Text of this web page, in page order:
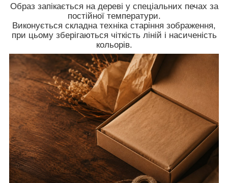
Образ запікається на дереві у спеціальних печах за
постійної температури.
Виконується складна техніка старіння зображення,
при цьому зберігаються чіткість ліній і насиченість
кольорів.